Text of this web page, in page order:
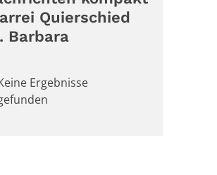
Quierschied
Barbara
Ergebnisse